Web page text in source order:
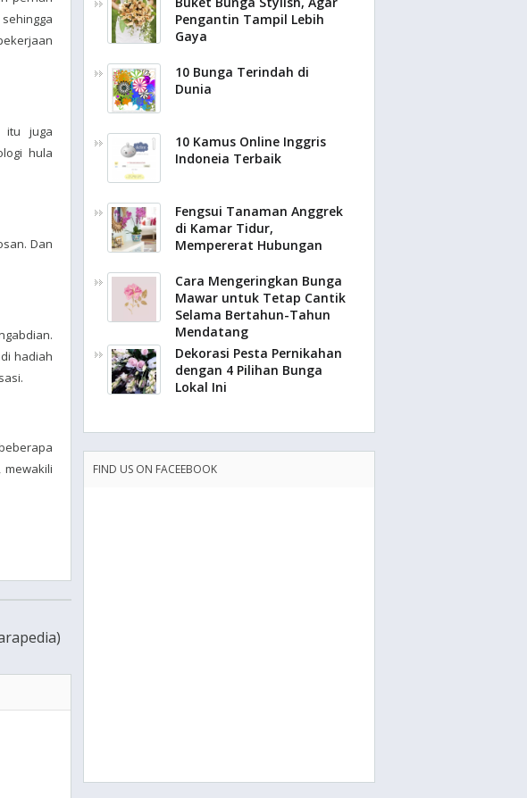
itu juga
hula
Dan
hadiah
Pengantin Tampil Lebih
Gaya
10 Bunga Terindah di
Dunia
10 Kamus Online Inggris
Indoneia Terbaik
Fengsui Tanaman Anggrek
di Kamar Tidur,
Mempererat Hubungan
Cara Mengeringkan Bunga
Mawar untuk Tetap Cantik
Selama Bertahun-Tahun
Mendatang
Dekorasi Pesta Pernikahan
dengan 4 Pilihan Bunga
Lokal Ini
FIND US ON FACEEBOOK